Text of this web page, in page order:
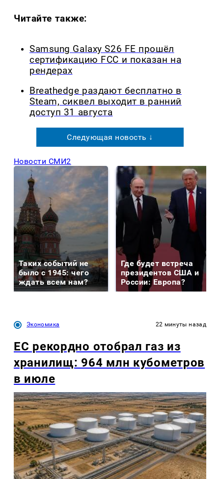
Читайте также:
Samsung Galaxy S26 FE прошёл
сертификацию FCC и показан на
рендерах
Breathedge раздают бесплатно в
Steam, сиквел выходит в ранний
доступ 31 августа
Следующая новость ↓
Новости СМИ2
Таких событий не
было с 1945: чего
ждать всем нам?
Где будет встреча
президентов США и
России: Европа?
Экономика 22 минуты назад
ЕС рекордно отобрал газ из
хранилищ: 964 млн кубометров
в июле